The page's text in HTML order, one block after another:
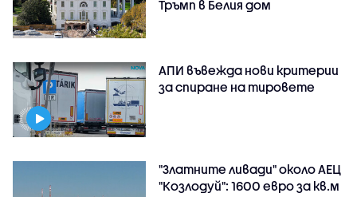
Тръмп в Белия дом
АПИ въвежда нови критерии
за спиране на тировете
"Златните ливади" около АЕЦ
"Козлодуй": 1600 евро за кв.м